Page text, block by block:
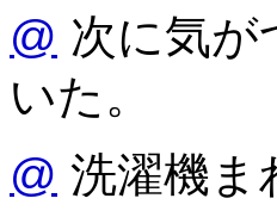
@ 次に気が
いた。
@ 洗濯機ま